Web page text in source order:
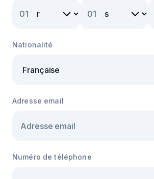
01 01
Nationalité
Adresse email
Numéro de téléphone